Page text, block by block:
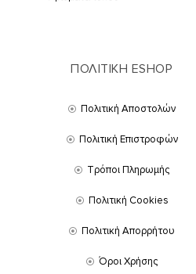
ΠΟΛΙΤΙΚΗ ESHOP
Πολιτική Αποστολών
Πολιτική Επιστροφών
Τρόποι Πληρωμής
Πολιτική Cookies
Πολιτική Απορρήτου
Όροι Χρήσης